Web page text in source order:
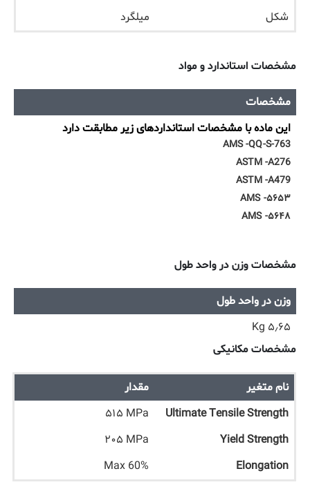
شکل
میلگرد
مشخصات استاندارد و مواد
مشخصات
این ماده با مشخصات استانداردهای زیر مطابقت دارد
AMS -QQ-S-763
ASTM -A276
ASTM -A479
AMS -۵۶۵۳
AMS -۵۶۴۸
مشخصات وزن در واحد طول
وزن در واحد طول
۵٫۶۵ Kg
مشخصات مکانیکی
نام متغیر
مقدار
Ultimate Tensile Strength
۵۱۵ MPa
Yield Strength
۲۰۵ MPa
Elongation
Max 60%